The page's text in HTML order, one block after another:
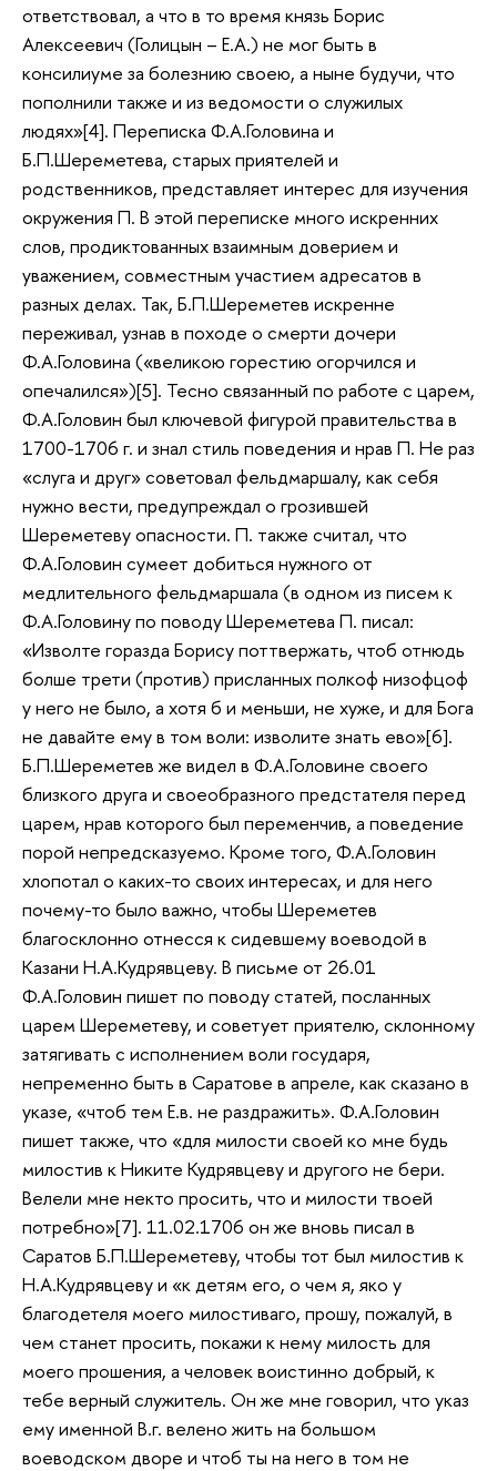
ответствовал, а что в то время князь Борис
Алексеевич (Голицын – Е.А.) не мог быть в
консилиуме за болезнию своею, а ныне будучи, что
пополнили также и из ведомости о служилых
людях»[4]. Переписка Ф.А.Головина и
Б.П.Шереметева, старых приятелей и
родственников, представляет интерес для изучения
окружения П. В этой переписке много искренних
слов, продиктованных взаимным доверием и
уважением, совместным участием адресатов в
разных делах. Так, Б.П.Шереметев искренне
переживал, узнав в походе о смерти дочери
Ф.А.Головина («великою горестию огорчился и
опечалился»)[5]. Тесно связанный по работе с царем,
Ф.А.Головин был ключевой фигурой правительства в
1700-1706 г. и знал стиль поведения и нрав П. Не раз
«слуга и друг» советовал фельдмаршалу, как себя
нужно вести, предупреждал о грозившей
Шереметеву опасности. П. также считал, что
Ф.А.Головин сумеет добиться нужного от
медлительного фельдмаршала (в одном из писем к
Ф.А.Головину по поводу Шереметева П. писал:
«Изволте горазда Борису поттвержать, чтоб отнюдь
болше трети (против) присланных полкоф низофцоф
у него не было, а хотя б и меньши, не хуже, и для Бога
не давайте ему в том воли: изволите знать ево»[6].
Б.П.Шереметев же видел в Ф.А.Головине своего
близкого друга и своеобразного предстателя перед
царем, нрав которого был переменчив, а поведение
порой непредсказуемо. Кроме того, Ф.А.Головин
хлопотал о каких-то своих интересах, и для него
почему-то было важно, чтобы Шереметев
благосклонно отнесся к сидевшему воеводой в
Казани Н.А.Кудрявцеву. В письме от 26.01
Ф.А.Головин пишет по поводу статей, посланных
царем Шереметеву, и советует приятелю, склонному
затягивать с исполнением воли государя,
непременно быть в Саратове в апреле, как сказано в
указе, «чтоб тем Е.в. не раздражить». Ф.А.Головин
пишет также, что «для милости своей ко мне будь
милостив к Никите Кудрявцеву и другого не бери.
Велели мне некто просить, что и милости твоей
потребно»[7]. 11.02.1706 он же вновь писал в
Саратов Б.П.Шереметеву, чтобы тот был милостив к
Н.А.Кудрявцеву и «к детям его, о чем я, яко у
благодетеля моего милостиваго, прошу, пожалуй, в
чем станет просить, покажи к нему милость для
моего прошения, а человек воистинно добрый, к
тебе верный служитель. Он же мне говорил, что указ
ему именной В.г. велено жить на большом
воеводском дворе и чтоб ты на него в том не